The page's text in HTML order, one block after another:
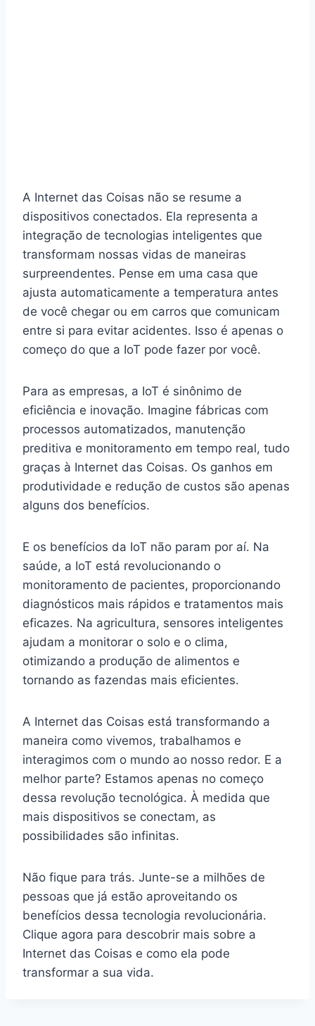
A Internet das Coisas não se resume a
dispositivos conectados. Ela representa a
integração de tecnologias inteligentes que
transformam nossas vidas de maneiras
surpreendentes. Pense em uma casa que
ajusta automaticamente a temperatura antes
de você chegar ou em carros que comunicam
entre si para evitar acidentes. Isso é apenas o
começo do que a IoT pode fazer por você.
Para as empresas, a IoT é sinônimo de
eficiência e inovação. Imagine fábricas com
processos automatizados, manutenção
preditiva e monitoramento em tempo real, tudo
graças à Internet das Coisas. Os ganhos em
produtividade e redução de custos são apenas
alguns dos benefícios.
E os benefícios da IoT não param por aí. Na
saúde, a IoT está revolucionando o
monitoramento de pacientes, proporcionando
diagnósticos mais rápidos e tratamentos mais
eficazes. Na agricultura, sensores inteligentes
ajudam a monitorar o solo e o clima,
otimizando a produção de alimentos e
tornando as fazendas mais eficientes.
A Internet das Coisas está transformando a
maneira como vivemos, trabalhamos e
interagimos com o mundo ao nosso redor. E a
melhor parte? Estamos apenas no começo
dessa revolução tecnológica. À medida que
mais dispositivos se conectam, as
possibilidades são infinitas.
Não fique para trás. Junte-se a milhões de
pessoas que já estão aproveitando os
benefícios dessa tecnologia revolucionária.
Clique agora para descobrir mais sobre a
Internet das Coisas e como ela pode
transformar a sua vida.